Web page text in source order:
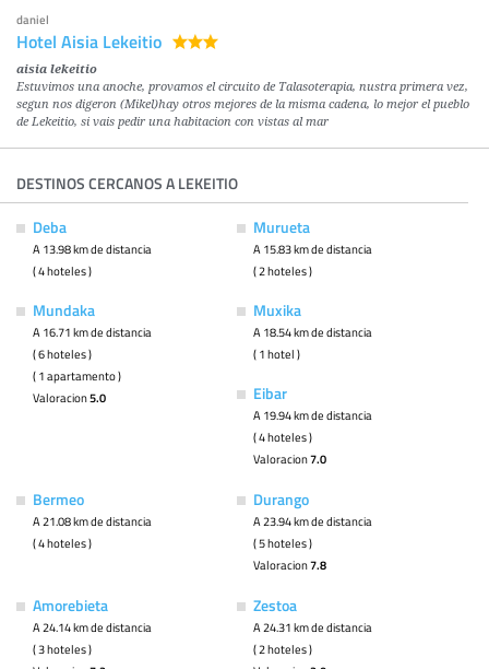
daniel
Hotel Aisia Lekeitio
aisia lekeitio
Estuvimos una anoche, provamos el circuito de Talasoterapia, nustra primera vez,
segun nos digeron (Mikel)hay otros mejores de la misma cadena, lo mejor el pueblo
de Lekeitio, si vais pedir una habitacion con vistas al mar
DESTINOS CERCANOS A LEKEITIO
Deba
A 13.98 km de distancia
( 4 hoteles )
Murueta
A 15.83 km de distancia
( 2 hoteles )
Mundaka
A 16.71 km de distancia
( 6 hoteles )
( 1 apartamento )
Valoracion5.0
Muxika
A 18.54 km de distancia
( 1 hotel )
Eibar
A 19.94 km de distancia
( 4 hoteles )
Valoracion7.0
Bermeo
A 21.08 km de distancia
( 4 hoteles )
Durango
A 23.94 km de distancia
( 5 hoteles )
Valoracion7.8
Amorebieta
A 24.14 km de distancia
( 3 hoteles )
Zestoa
A 24.31 km de distancia
( 2 hoteles )